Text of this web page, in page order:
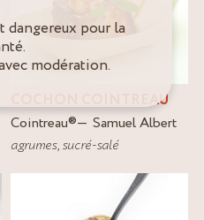
COCHON COINTREAU
Cointreau®
Samuel Albert
agrumes,sucré-salé
dangereux pour la
modération.